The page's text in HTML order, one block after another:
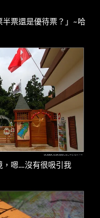
票還是優待票？」~哈
嗯....沒有很吸引我